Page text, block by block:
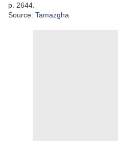
p. 2644.
Source: Tamazgha